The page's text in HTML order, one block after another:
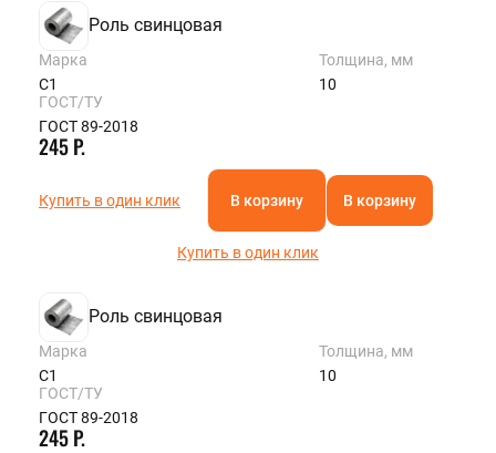
Роль свинцовая
Марка
С1
Толщина, мм
10
ГОСТ/ТУ
ГОСТ 89-2018
245 Р.
Купить в один клик В корзину В корзину
Купить в один клик
Роль свинцовая
Марка
С1
Толщина, мм
10
ГОСТ/ТУ
ГОСТ 89-2018
245 Р.